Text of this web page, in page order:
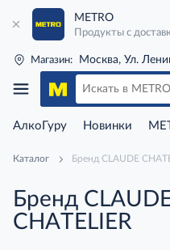
METRO
Продукты с
Магазин: Москва, Ул.
АлкоГуру Новинки
Каталог Бренд CLAUDE
Бренд
CHATELIER